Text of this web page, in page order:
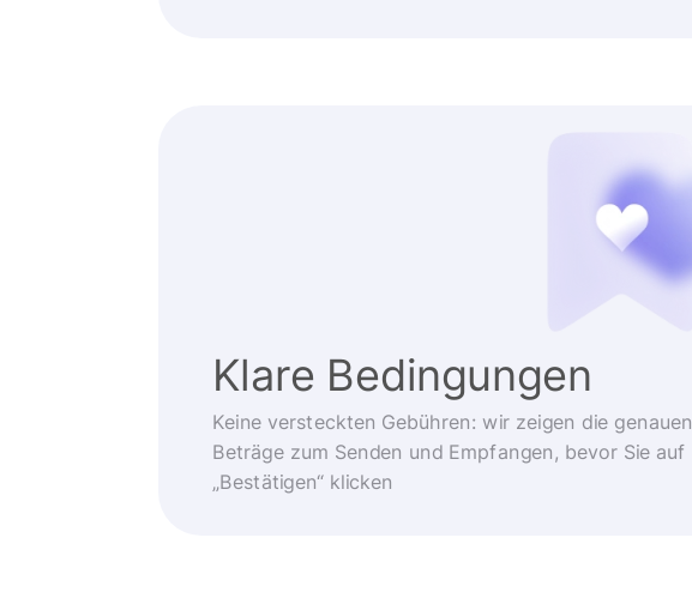
Klare Bedingungen
Keine versteckten Gebühren: wir zeigen die genauen
Beträge zum Senden und Empfangen, bevor Sie auf
„Bestätigen“ klicken